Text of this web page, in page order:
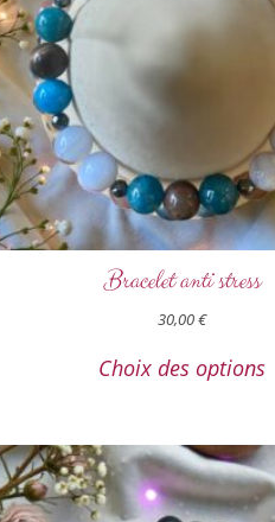
Bracelet anti stress
30,00€
Choix des options